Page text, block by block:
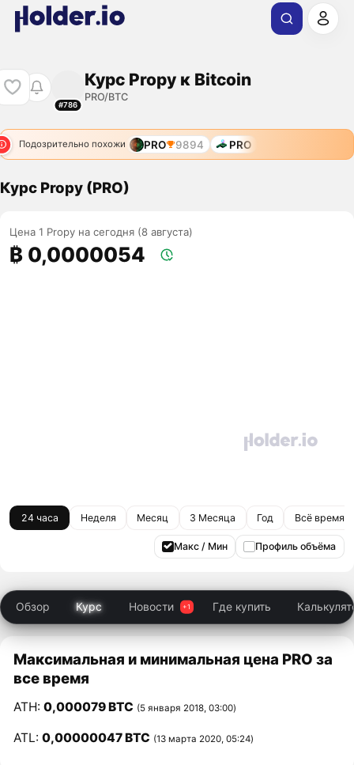
#786
Курс Propy к Bitcoin
PRO/BTC
Подозрительно похожи PRO 9894 PRO
Курс Propy (PRO)
Цена 1 Propy на сегодня (8 августа)
₿ 0,0000054
24 часа Неделя Месяц 3 Месяца Год Всё время
Макс / Мин Профиль объёма
Обзор Курс Новости Где купить
Максимальная и минимальная цена PRO за
все время
ATH:0,000079 BTC (5 января 2018, 03:00)
ATL:0,00000047 BTC (13 марта 2020, 05:24)